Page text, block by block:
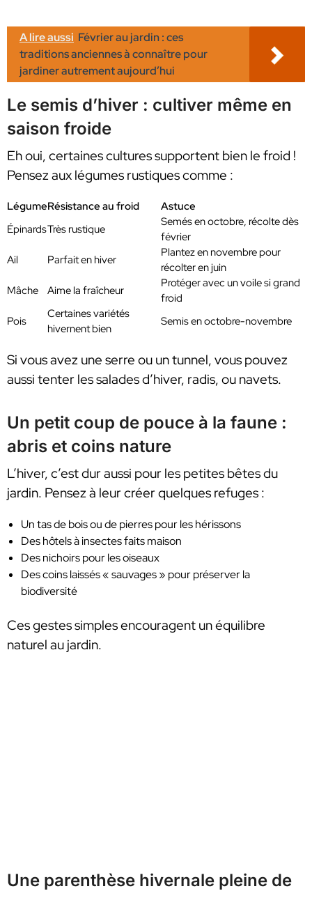
A lire aussi Février au jardin : ces
traditions anciennes à connaître pour
jardiner autrement aujourd’hui
Le semis d’hiver : cultiver même en
saison froide
Eh oui, certaines cultures supportent bien le froid !
Pensez aux légumes rustiques comme :
LégumeRésistance au froid
Astuce
ÉpinardsTrès rustique
Semés en octobre, récolte dès
février
Ail
Parfait en hiver
Plantez en novembre pour
récolter en juin
Mâche
Aime la fraîcheur
Protéger avec un voile si grand
froid
Pois
Certaines variétés
hivernent bien
Semis en octobre-novembre
Si vous avez une serre ou un tunnel, vous pouvez
aussi tenter les salades d’hiver, radis, ou navets.
Un petit coup de pouce à la faune :
abris et coins nature
L’hiver, c’est dur aussi pour les petites bêtes du
jardin. Pensez à leur créer quelques refuges :
Un tas de bois ou de pierres pour les hérissons
Des hôtels à insectes faits maison
Des nichoirs pour les oiseaux
Des coins laissés « sauvages » pour préserver la
biodiversité
Ces gestes simples encouragent un équilibre
naturel au jardin.
Une parenthèse hivernale pleine de